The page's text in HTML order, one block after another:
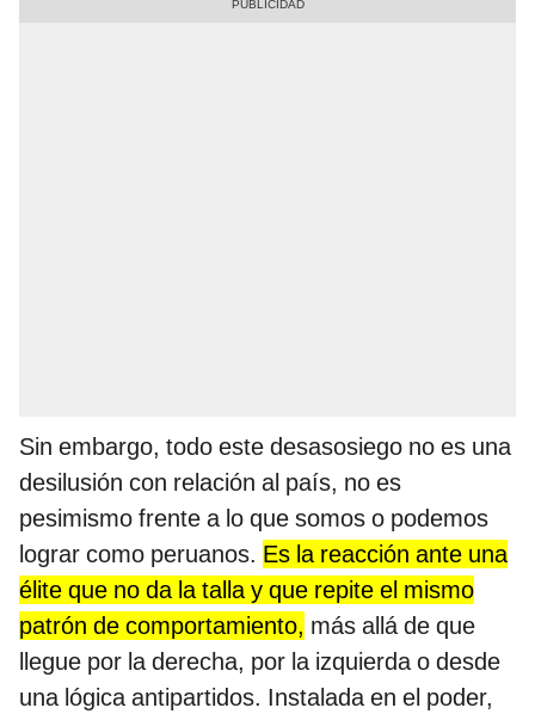
Sin embargo, todo este desasosiego no es una
desilusión con relación al país, no es
pesimismo frente a lo que somos o podemos
lograr como peruanos. Es la reacción ante una
élite que no da la talla y que repite el mismo
patrón de comportamiento, más allá de que
llegue por la derecha, por la izquierda o desde
una lógica antipartidos. Instalada en el poder,